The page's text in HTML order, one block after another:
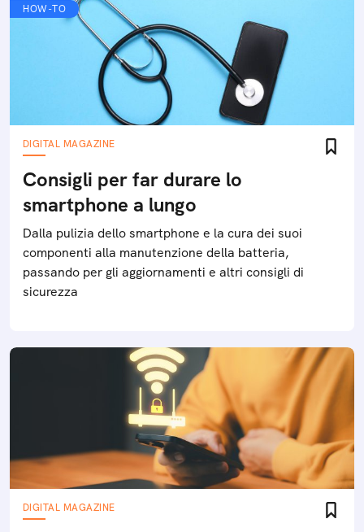
HOW-TO
DIGITAL MAGAZINE
Consigli per far durare lo
smartphone a lungo
Dalla pulizia dello smartphone e la cura dei suoi
componenti alla manutenzione della batteria,
passando per gli aggiornamenti e altri consigli di
sicurezza
DIGITAL MAGAZINE